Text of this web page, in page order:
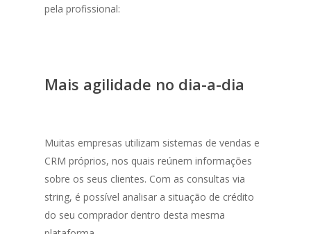
pela profissional:
Mais agilidade no dia-a-dia
Muitas empresas utilizam sistemas de vendas e
CRM próprios, nos quais reúnem informações
sobre os seus clientes. Com as consultas via
string, é possível analisar a situação de crédito
do seu comprador dentro desta mesma